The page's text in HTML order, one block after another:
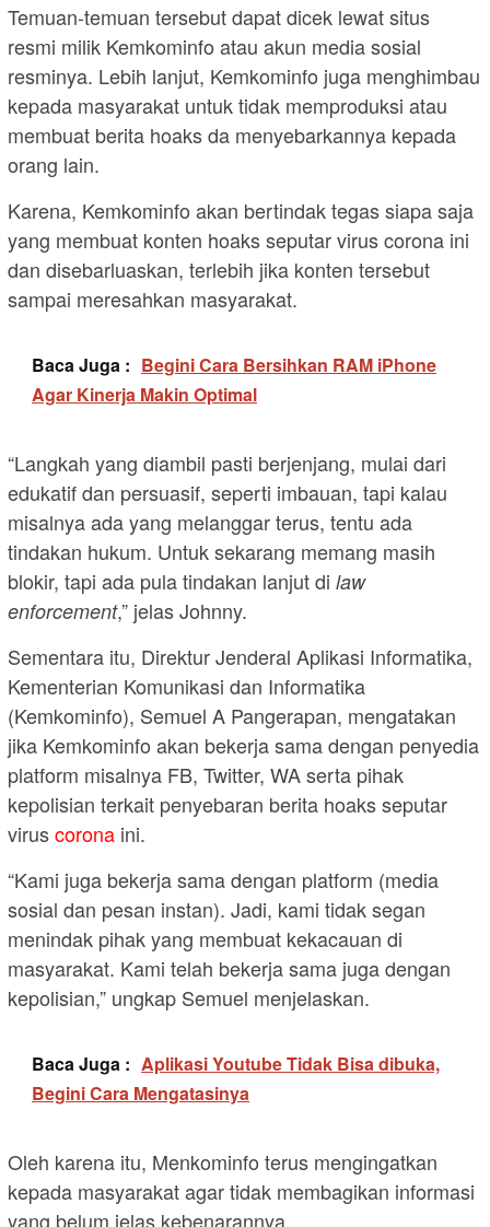
Temuan-temuan tersebut dapat dicek lewat situs
resmi milik Kemkominfo atau akun media sosial
resminya. Lebih lanjut, Kemkominfo juga menghimbau
kepada masyarakat untuk tidak memproduksi atau
membuat berita hoaks da menyebarkannya kepada
orang lain.
Karena, Kemkominfo akan bertindak tegas siapa saja
yang membuat konten hoaks seputar virus corona ini
dan disebarluaskan, terlebih jika konten tersebut
sampai meresahkan masyarakat.
Baca Juga : Begini Cara Bersihkan RAM iPhone
Agar Kinerja Makin Optimal
“Langkah yang diambil pasti berjenjang, mulai dari
edukatif dan persuasif, seperti imbauan, tapi kalau
misalnya ada yang melanggar terus, tentu ada
tindakan hukum. Untuk sekarang memang masih
blokir, tapi ada pula tindakan lanjut di law
enforcement,” jelas Johnny.
Sementara itu, Direktur Jenderal Aplikasi Informatika,
Kementerian Komunikasi dan Informatika
(Kemkominfo), Semuel A Pangerapan, mengatakan
jika Kemkominfo akan bekerja sama dengan penyedia
platform misalnya FB, Twitter, WA serta pihak
kepolisian terkait penyebaran berita hoaks seputar
viruscorona ini.
“Kami juga bekerja sama dengan platform (media
sosial dan pesan instan). Jadi, kami tidak segan
menindak pihak yang membuat kekacauan di
masyarakat. Kami telah bekerja sama juga dengan
kepolisian,” ungkap Semuel menjelaskan.
Baca Juga : Aplikasi Youtube Tidak Bisa dibuka,
Begini Cara Mengatasinya
Oleh karena itu, Menkominfo terus mengingatkan
kepada masyarakat agar tidak membagikan informasi
yang belum jelas kebenarannya.